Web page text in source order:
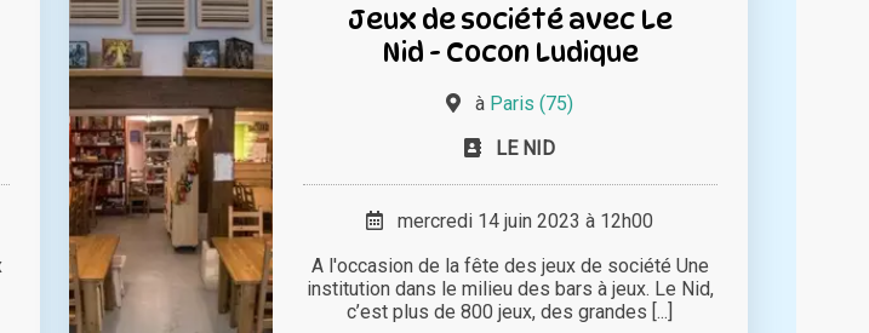
Jeux de société avec Le
Nid - Cocon Ludique
à Paris (75)
LE NID
mercredi 14 juin 2023 à 12h00
A l'occasion de la fête des jeux de société Une
institution dans le milieu des bars à jeux. Le Nid,
c’est plus de 800 jeux, des grandes [...]